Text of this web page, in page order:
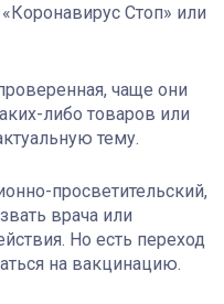
Стоп» или
чаще они
либо товаров или
тему.
просветительский,
врача или
Но есть переход
на вакцинацию.